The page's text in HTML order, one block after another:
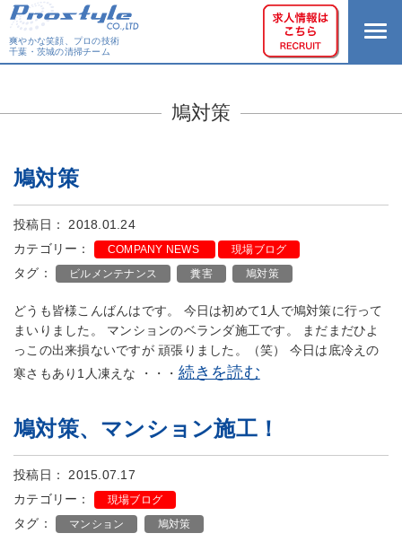
爽やかな笑顔、プロの技術
千葉・茨城の清掃チーム
鳩対策
鳩対策
投稿日： 2018.01.24
カテゴリー：
COMPANY NEWS 現場ブログ
タグ： ビルメンテナンス 糞害 鳩対策
どうも皆様こんばんはです。 今日は初めて1人で鳩対策に行って
まいりました。 マンションのベランダ施工です。 まだまだひよ
っこの出来損ないですが 頑張りました。（笑） 今日は底冷えの
寒さもあり1人凍えな ・・・ 続きを読む
鳩対策、マンション施工！
投稿日： 2015.07.17
カテゴリー：
現場ブログ
タグ： マンション 鳩対策